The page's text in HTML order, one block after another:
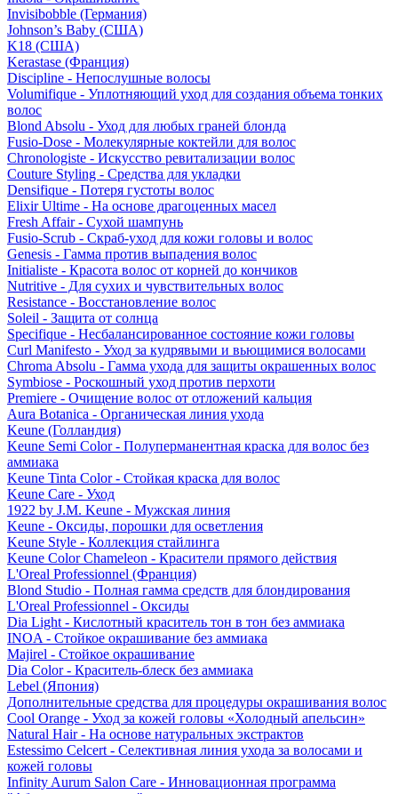
Invisibobble (Германия)
Johnson’s Baby (США)
K18 (США)
Kerastase (Франция)
Discipline - Непослушные волосы
Volumifique - Уплотняющий уход для создания объема тонких
волос
Blond Absolu - Уход для любых граней блонда
Fusio-Dose - Молекулярные коктейли для волос
Chronologiste - Искусство ревитализации волос
Couture Styling - Средства для укладки
Densifique - Потеря густоты волос
Elixir Ultime - На основе драгоценных масел
Fresh Affair - Сухой шампунь
Fusio-Scrub - Скраб-уход для кожи головы и волос
Genesis - Гамма против выпадения волос
Initialiste - Красота волос от корней до кончиков
Nutritive - Для сухих и чувствительных волос
Resistance - Восстановление волос
Soleil - Защита от солнца
Specifique - Несбалансированное состояние кожи головы
Curl Manifesto - Уход за кудрявыми и вьющимися волосами
Chroma Absolu - Гамма ухода для защиты окрашенных волос
Symbiose - Роскошный уход против перхоти
Premiere - Очищение волос от отложений кальция
Aura Botanica - Органическая линия ухода
Keune (Голландия)
Keune Semi Color - Полуперманентная краска для волос без
аммиака
Keune Tinta Color - Стойкая краска для волос
Keune Care - Уход
1922 by J.M. Keune - Мужская линия
Keune - Оксиды, порошки для осветления
Keune Style - Коллекция стайлинга
Keune Color Chameleon - Красители прямого действия
L'Oreal Professionnel (Франция)
Blond Studio - Полная гамма средств для блондирования
L'Oreal Professionnel - Оксиды
Dia Light - Кислотный краситель тон в тон без аммиака
INOA - Стойкое окрашивание без аммиака
Majirel - Стойкое окрашивание
Dia Color - Краситель-блеск без аммиака
Lebel (Япония)
Дополнительные средства для процедуры окрашивания волос
Cool Orange - Уход за кожей головы «Холодный апельсин»
Natural Hair - На основе натуральных экстрактов
Estessimo Celcert - Селективная линия ухода за волосами и
кожей головы
Infinity Aurum Salon Care - Инновационная программа